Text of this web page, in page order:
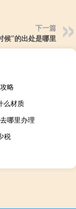
下一篇
候”的出处是哪里
略
么材质
哪里办理
税